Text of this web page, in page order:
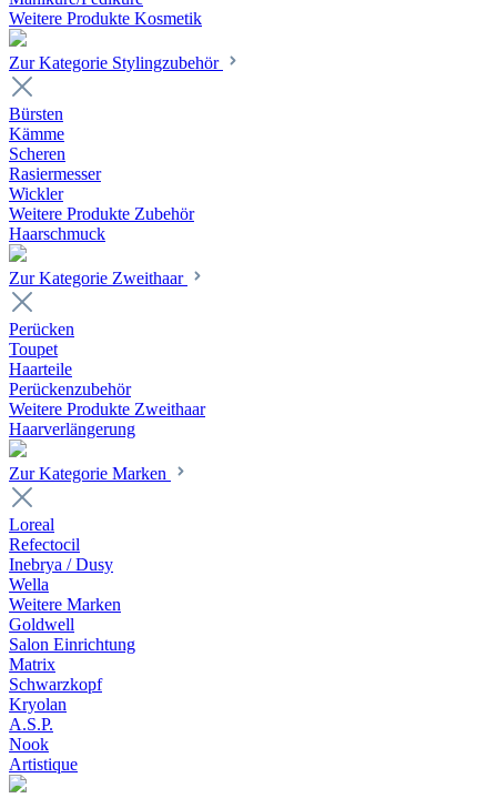
Weitere Produkte Kosmetik
Zur Kategorie Stylingzubehör
Bürsten
Kämme
Scheren
Rasiermesser
Wickler
Weitere Produkte Zubehör
Haarschmuck
Zur Kategorie Zweithaar
Perücken
Toupet
Haarteile
Perückenzubehör
Weitere Produkte Zweithaar
Haarverlängerung
Zur Kategorie Marken
Loreal
Refectocil
Inebrya / Dusy
Wella
Weitere Marken
Goldwell
Salon Einrichtung
Matrix
Schwarzkopf
Kryolan
A.S.P.
Nook
Artistique